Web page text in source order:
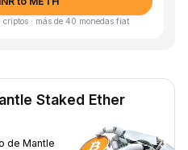
criptos · más de 40 monedas fiat
Staked Ether
de Mantle